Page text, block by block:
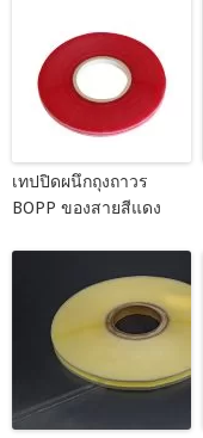
เทปปิดผนึกถุงถาวร
BOPP ของสายสีแดง